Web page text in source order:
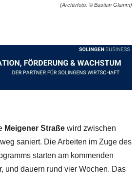
(Archivfoto: © Bastian Glumm)
Meigener Straße wird zwischen
saniert. Die Arbeiten im Zuge des
starten am kommenden
und dauern rund vier Wochen. Das